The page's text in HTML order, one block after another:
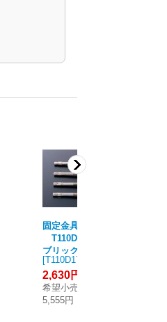
固定金具 TOTO
T110D17S パ
ブリック用手す
り 可動式 前方ア
ームレスト アン
カーボルト [■]
[T110D17S
2,630円
希望小売価格
5,555円